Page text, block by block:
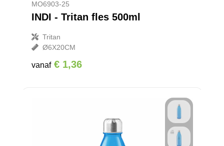
MO6903-25
INDI - Tritan fles 500ml
Tritan
Ø6X20CM
vanaf € 1,36